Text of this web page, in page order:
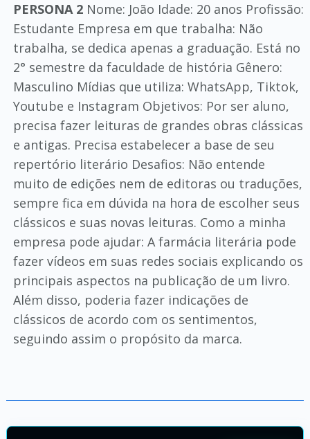
PERSONA 2Nome: João Idade: 20 anos Profissão:
Estudante Empresa em que trabalha: Não
trabalha, se dedica apenas a graduação. Está no
2° semestre da faculdade de história Gênero:
Masculino Mídias que utiliza: WhatsApp, Tiktok,
Youtube e Instagram Objetivos: Por ser aluno,
precisa fazer leituras de grandes obras clássicas
e antigas. Precisa estabelecer a base de seu
repertório literário Desafios: Não entende
muito de edições nem de editoras ou traduções,
sempre fica em dúvida na hora de escolher seus
clássicos e suas novas leituras. Como a minha
empresa pode ajudar: A farmácia literária pode
fazer vídeos em suas redes sociais explicando os
principais aspectos na publicação de um livro.
Além disso, poderia fazer indicações de
clássicos de acordo com os sentimentos,
seguindo assim o propósito da marca.